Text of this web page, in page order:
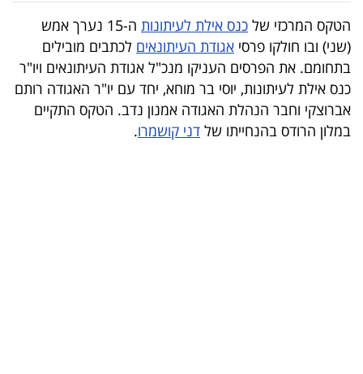
עסקי
ספורט
קריירה
ולימודים
הטקס המרכזי של כנס אילת לעיתונות
ה-15 נערך אמש
(שני) ובו חולקו פרסי אגודת העיתונאים לכתבים מובילים
בתחומם. את הפרסים העניקו מנכ"ל אגודת העיתונאים ויו"ר
כנס אילת לעיתונות, יוסי בר מוחא, יחד עם יו"ר האגודה רותם
אברוצקי וחבר הנהלת האגודה אמנון נדב. הטקס התקיים
במלון הרודס בהנחייתו של דני קושמרו.